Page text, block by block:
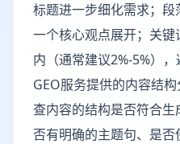
标题进一步细化需求；
一个核心观点展开；关
内（通常建议2%-5%）
GEO服务提供的内容结
查内容的结构是否符合
否有明确的主题句、是否